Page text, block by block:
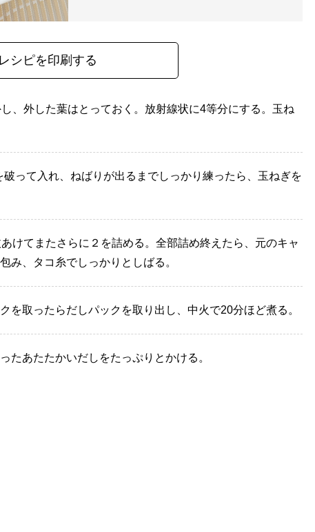
レシピを印刷する
、外した葉はとっておく。放射線状に4等分にする。玉ね
って入れ、ねばりが出るまでしっかり練ったら、玉ねぎを
けてまたさらに２を詰める。全部詰め終えたら、元のキャ
み、タコ糸でしっかりとしばる。
を取ったらだしパックを取り出し、中火で20分ほど煮る。
たあたたかいだしをたっぷりとかける。